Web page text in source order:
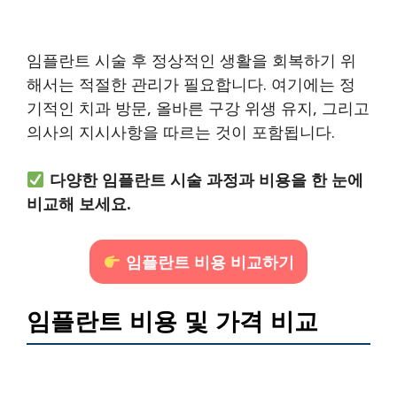
임플란트 시술 후 정상적인 생활을 회복하기 위
해서는 적절한 관리가 필요합니다. 여기에는 정
기적인 치과 방문, 올바른 구강 위생 유지, 그리고
의사의 지시사항을 따르는 것이 포함됩니다.
다양한 임플란트 시술 과정과 비용을 한 눈에
비교해 보세요.
임플란트 비용 비교하기
임플란트 비용 및 가격 비교